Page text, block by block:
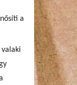
a